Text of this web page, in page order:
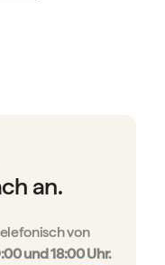
an.
von
und 18:00 Uhr.